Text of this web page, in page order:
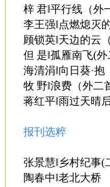
梓 君‖平行线（外
李王强‖点燃熄灭
顾锁英‖天边的云
但 是‖孤雁南飞(
海清涓‖向日葵·抱
牧 野‖浪费（外二
蒋红平‖雨过天晴
报刊选粹
张景慧‖乡村纪事(
陶春中‖老北大桥